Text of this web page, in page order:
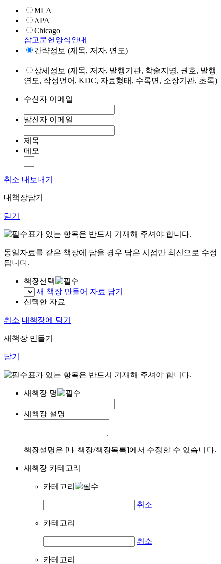
MLA
APA
Chicago
참고문헌양식안내
간략정보 (제목, 저자, 연도)
상세정보 (제목, 저자, 발행기관, 학술지명, 권호, 발행
연도, 작성언어, KDC, 자료형태, 수록면, 소장기관, 초록)
수신자 이메일
발신자 이메일
제목
메모
취소 내보내기
내책장담기
닫기
표가 있는 항목은 반드시 기재해 주셔야 합니다.
동일자료를 같은 책장에 담을 경우 담은 시점만 최신으로 수정
됩니다.
책장선택
새 책장 만들어 자료 담기
선택한 자료
취소 내책장에 담기
새책장 만들기
닫기
표가 있는 항목은 반드시 기재해 주셔야 합니다.
새책장 명
새책장 설명
책장설명은 [내 책장/책장목록]에서 수정할 수 있습니다.
새책장 카테고리
카테고리
취소
카테고리
취소
카테고리